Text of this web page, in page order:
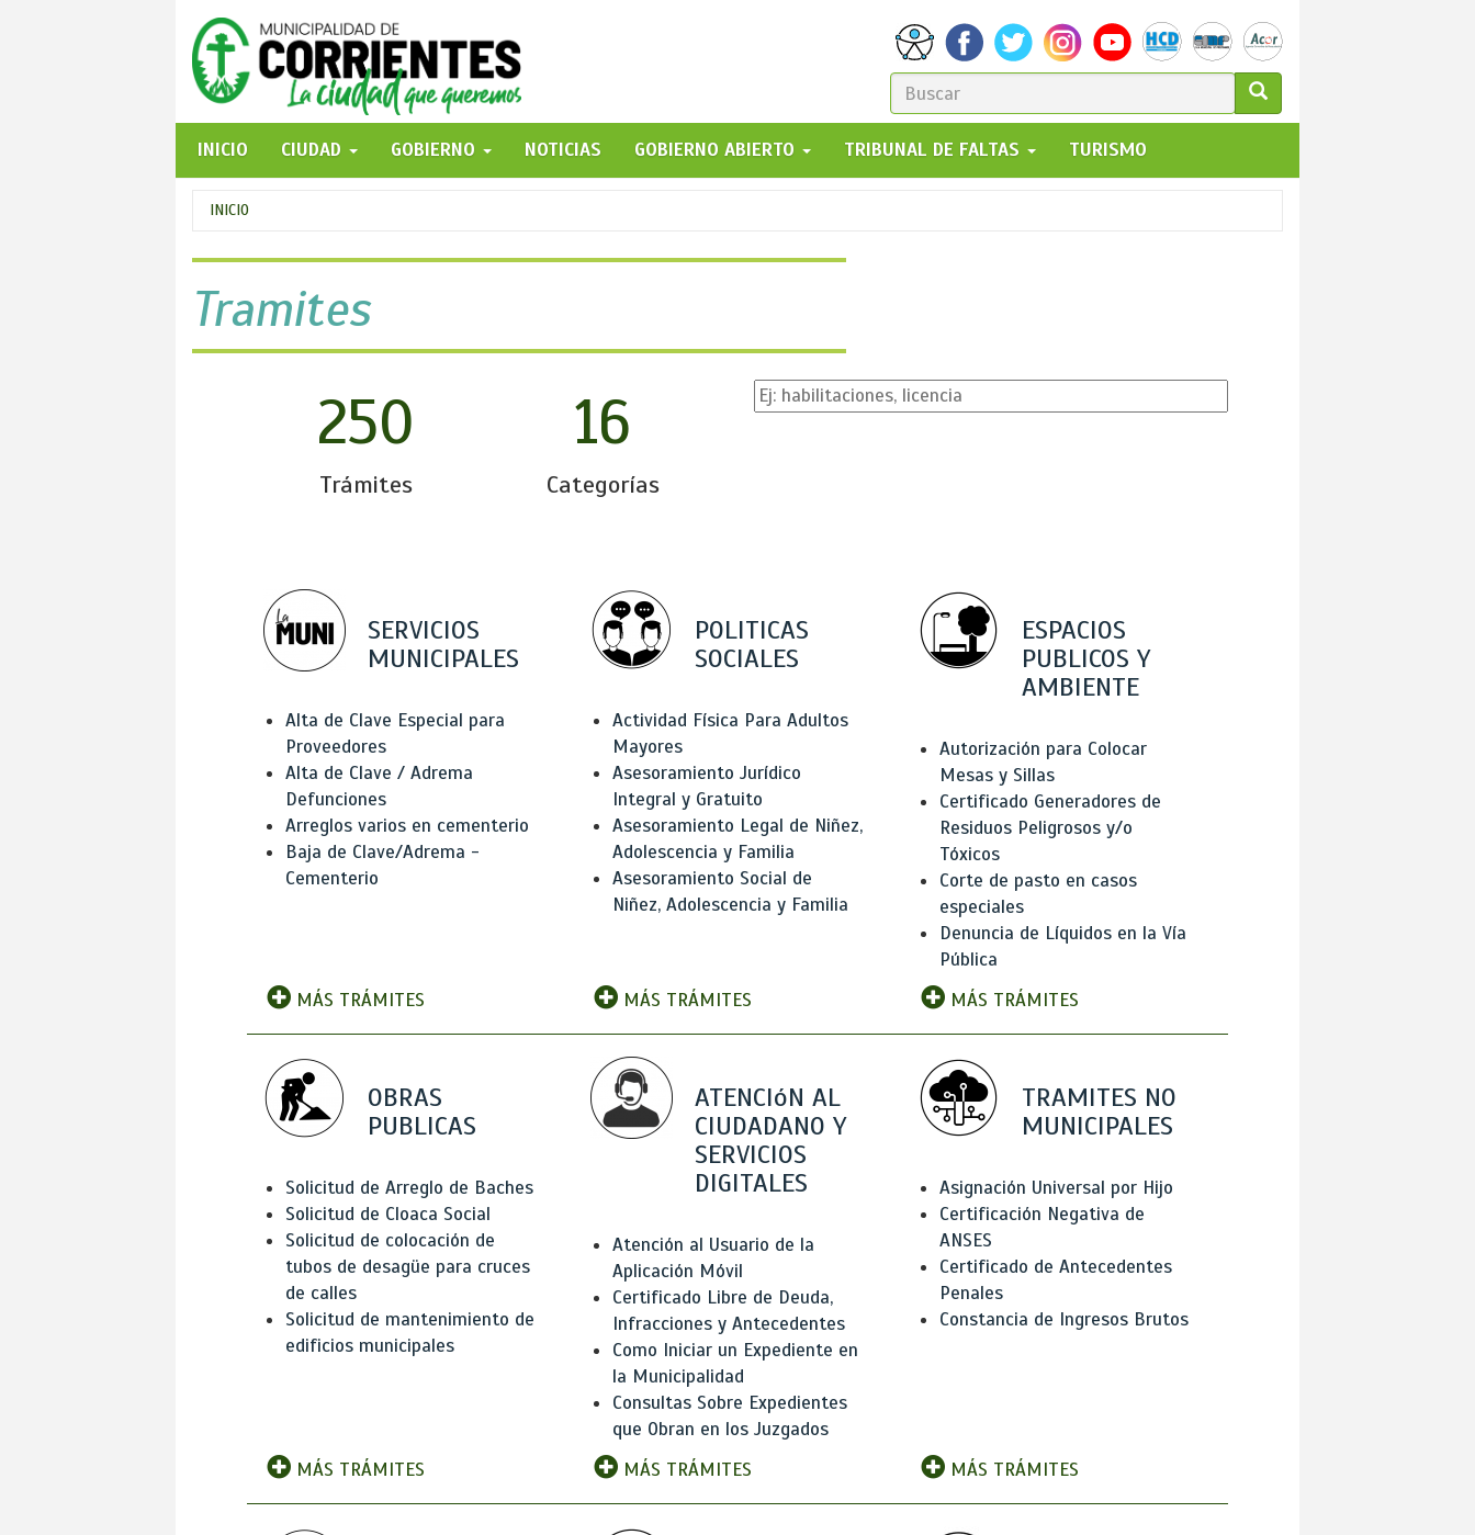
FORMULARIO
DE
BÚSQUEDA
GO!
INICIO
CIUDAD GOBIERNO NOTICIAS GOBIERNO ABIERTO TRIBUNAL DE FALTAS TURISMO
Se
encuentra
usted
aquí
INICIO
Tramites
250
Trámites
16
Categorías
SERVICIOS
MUNICIPALES
Alta de Clave Especial para
Proveedores
Alta de Clave / Adrema
Defunciones
Arreglos varios en cementerio
Baja de Clave/Adrema -
Cementerio
MÁS TRÁMITES
POLITICAS
SOCIALES
Actividad Física Para Adultos
Mayores
Asesoramiento Jurídico
Integral y Gratuito
Asesoramiento Legal de Niñez,
Adolescencia y Familia
Asesoramiento Social de
Niñez, Adolescencia y Familia
MÁS TRÁMITES
ESPACIOS
PUBLICOS Y
AMBIENTE
Autorización para Colocar
Mesas y Sillas
Certificado Generadores de
Residuos Peligrosos y/o
Tóxicos
Corte de pasto en casos
especiales
Denuncia de Líquidos en la Vía
Pública
MÁS TRÁMITES
OBRAS
PUBLICAS
Solicitud de Arreglo de Baches
Solicitud de Cloaca Social
Solicitud de colocación de
tubos de desagüe para cruces
de calles
Solicitud de mantenimiento de
edificios municipales
MÁS TRÁMITES
ATENCIóN AL
CIUDADANO Y
SERVICIOS
DIGITALES
Atención al Usuario de la
Aplicación Móvil
Certificado Libre de Deuda,
Infracciones y Antecedentes
Como Iniciar un Expediente en
la Municipalidad
Consultas Sobre Expedientes
que Obran en los Juzgados
MÁS TRÁMITES
TRAMITES NO
MUNICIPALES
Asignación Universal por Hijo
Certificación Negativa de
ANSES
Certificado de Antecedentes
Penales
Constancia de Ingresos Brutos
MÁS TRÁMITES